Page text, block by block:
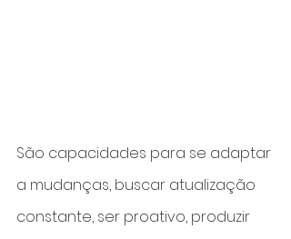
São capacidades para se adaptar
a mudanças, buscar atualização
constante, ser proativo, produzir